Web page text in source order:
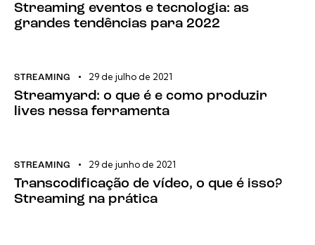
Streaming eventos e tecnologia: as
grandes tendências para 2022
STREAMING 29 de julho de 2021
Streamyard: o que é e como produzir
lives nessa ferramenta
STREAMING 29 de junho de 2021
Transcodificação de vídeo, o que é isso?
Streaming na prática